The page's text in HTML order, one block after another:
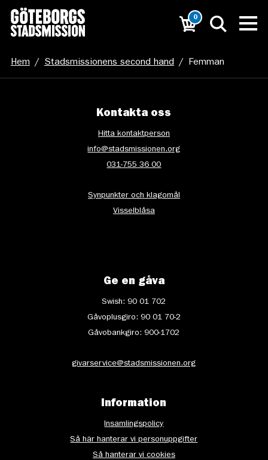
0
Hem / Stadsmissionens second hand / Femman
Kontakta oss
Hitta kontaktperson
info@stadsmissionen.org
031-755 36 00
Synpunkter och klagomål
Visselblåsa
Ge en gåva
Swish: 90 01 702
Gåvoplusgiro: 90 01 70-2
Gåvobankgiro: 900-1702
givarservice@stadsmissionen.org
Information
Insamlingspolicy
Så här hanterar vi personuppgifter
Så hanterar vi cookies